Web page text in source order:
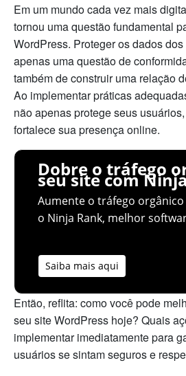
Em um mundo cada vez mais
tornou uma questão fundamental
WordPress. Proteger os dados
apenas uma questão de
também de construir uma relação
Ao implementar práticas
não apenas protege seus
fortalece sua presença online.
Dobre o tráfego
seu site com
Aumente o tráfego
o Ninja Rank, melhor
Saiba mais aqui
Então, reflita: como você pode
seu site WordPress hoje? Quais
implementar imediatamente para
usuários se sintam seguros e